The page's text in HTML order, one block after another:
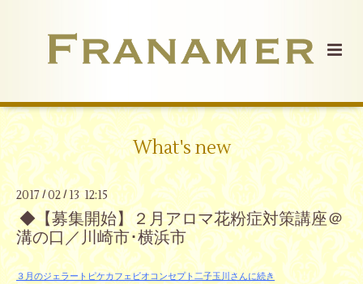
What's new
2017/02 /13 12:15
◆【募集開始】２月アロマ花粉症対策講座＠
溝の口／川崎市･横浜市
３月のジェラートピケカフェビオコンセプト二子玉川さんに続き